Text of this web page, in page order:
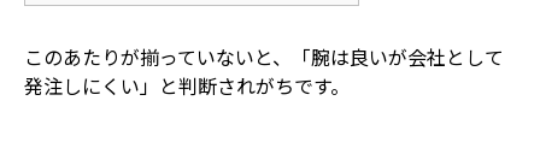
このあたりが揃っていないと、「腕は良いが会社として
発注しにくい」と判断されがちです。